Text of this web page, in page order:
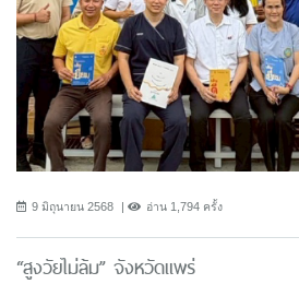
9 มิถุนายน 2568 อ่าน 1,794 ครั้ง
“สูงวัยไม่ล้ม” จังหวัดแพร่